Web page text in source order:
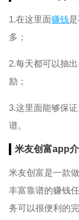
1.在这里面赚钱
多；
2.每天都可以抽
励；
3.这里面能够保
谱。
米友创富app
米友创富是一款
丰富靠谱的赚钱
务可以很便利的